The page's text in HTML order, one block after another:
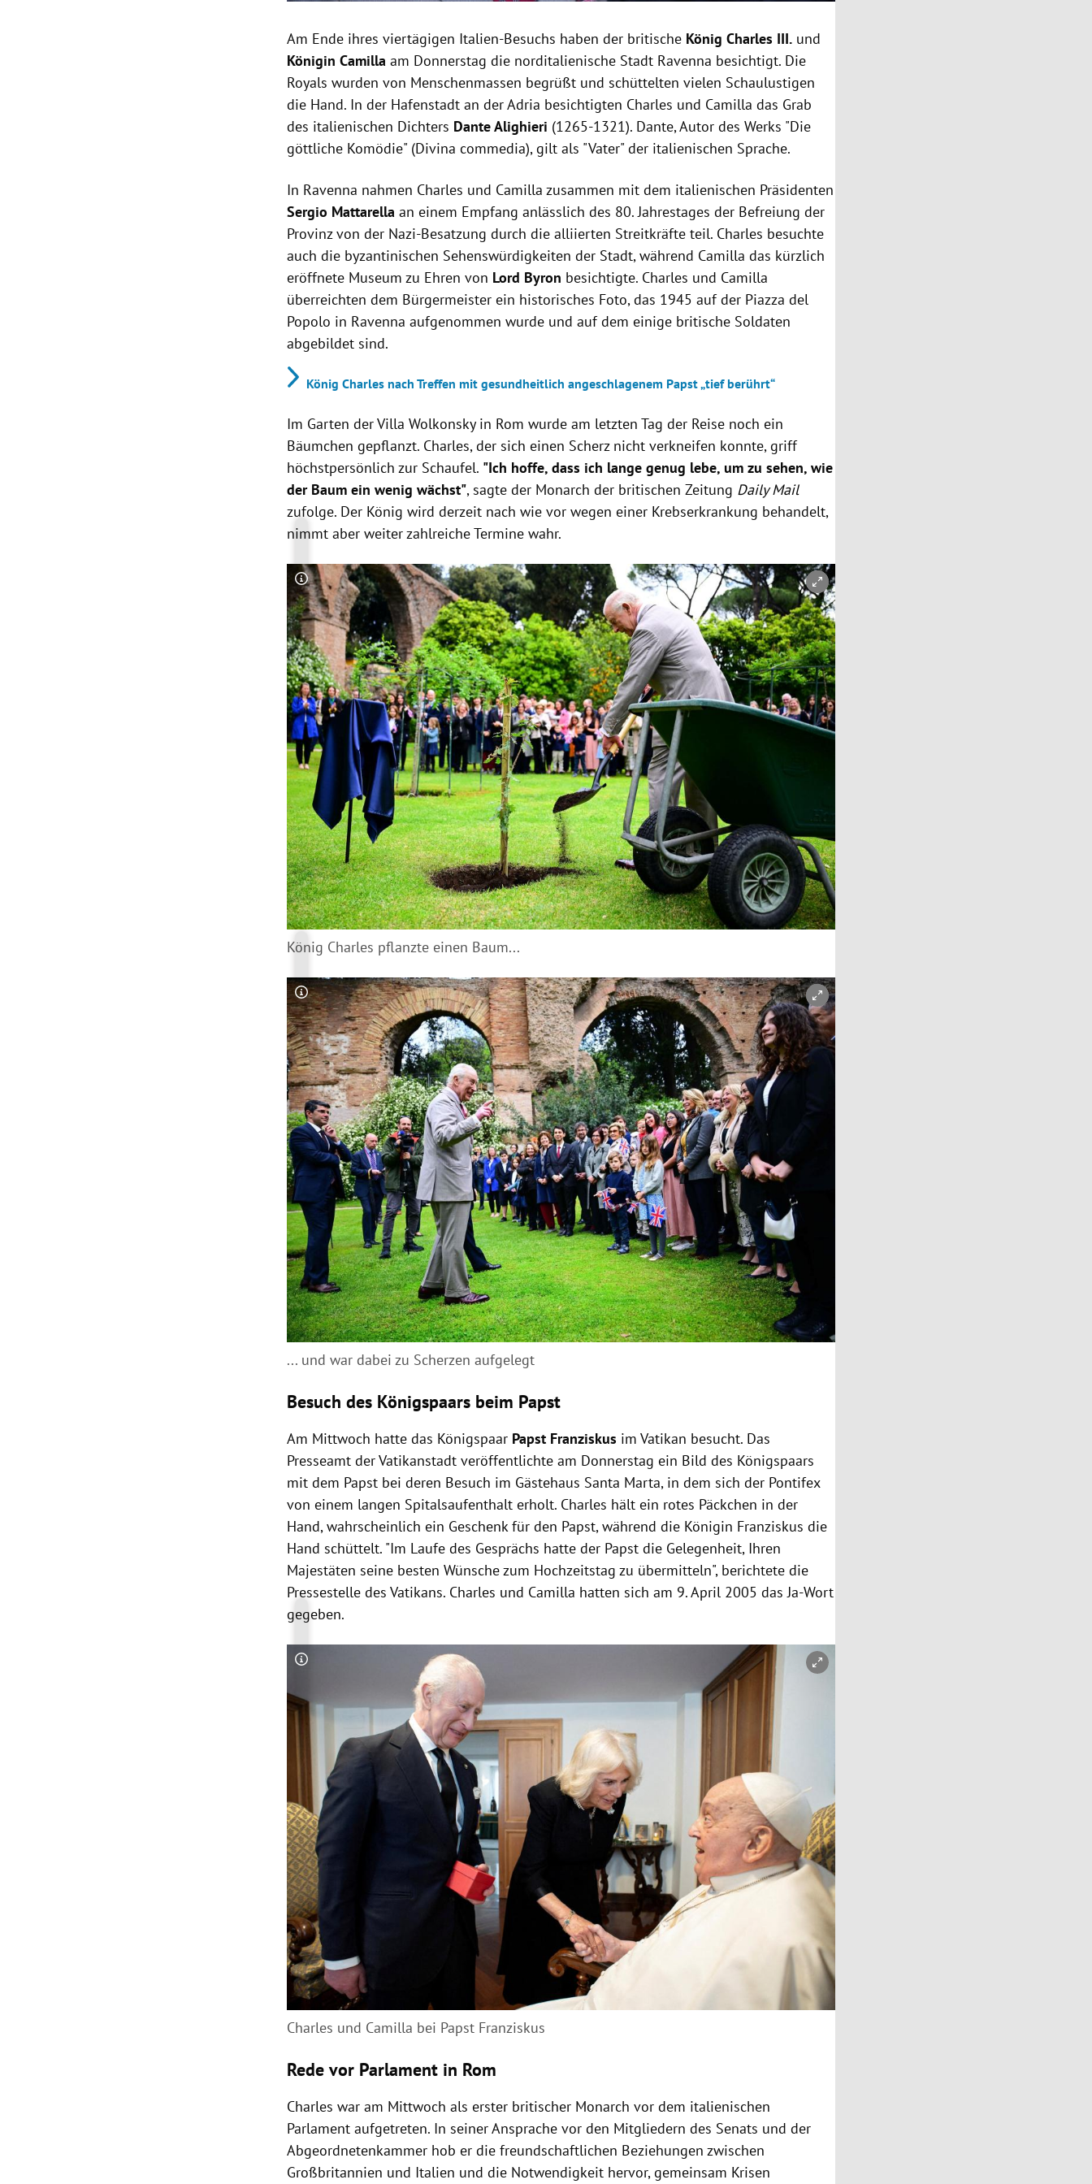
Am Ende ihres viertägigen Italien-Besuchs haben der britische König Charles III. und
Königin Camillaam Donnerstag die norditalienische Stadt Ravenna besichtigt. Die
Royals wurden von Menschenmassen begrüßt und schüttelten vielen Schaulustigen
die Hand. In der Hafenstadt an der Adria besichtigten Charles und Camilla das Grab
des italienischen Dichters Dante Alighieri (1265-1321). Dante, Autor des Werks "Die
göttliche Komödie" (Divina commedia), gilt als "Vater" der italienischen Sprache.
In Ravenna nahmen Charles und Camilla zusammen mit dem italienischen Präsidenten
Sergio Mattarella an einem Empfang anlässlich des 80. Jahrestages der Befreiung der
Provinz von der Nazi-Besatzung durch die alliierten Streitkräfte teil. Charles besuchte
auch die byzantinischen Sehenswürdigkeiten der Stadt, während Camilla das kürzlich
eröffnete Museum zu Ehren von Lord Byron besichtigte. Charles und Camilla
überreichten dem Bürgermeister ein historisches Foto, das 1945 auf der Piazza del
Popolo in Ravenna aufgenommen wurde und auf dem einige britische Soldaten
abgebildet sind.
König Charles nach Treffen mit gesundheitlich angeschlagenem Papst „tief berührt“
Im Garten der Villa Wolkonsky in Rom wurde am letzten Tag der Reise noch ein
Bäumchen gepflanzt. Charles, der sich einen Scherz nicht verkneifen konnte, griff
höchstpersönlich zur Schaufel. "Ich hoffe, dass ich lange genug lebe, um zu sehen, wie
der Baum ein wenig wächst", sagte der Monarch der britischen Zeitung Daily Mail
zufolge. Der König wird derzeit nach wie vor wegen einer Krebserkrankung behandelt,
nimmt aber weiter zahlreiche Termine wahr.
Copyright-Hinweis öffnen/schließen
König Charles pflanzte einen Baum...
Copyright-Hinweis öffnen/schließen
... und war dabei zu Scherzen aufgelegt
Besuch des Königspaars beim Papst
Am Mittwoch hatte das Königspaar Papst Franziskus im Vatikan besucht. Das
Presseamt der Vatikanstadt veröffentlichte am Donnerstag ein Bild des Königspaars
mit dem Papst bei deren Besuch im Gästehaus Santa Marta, in dem sich der Pontifex
von einem langen Spitalsaufenthalt erholt. Charles hält ein rotes Päckchen in der
Hand, wahrscheinlich ein Geschenk für den Papst, während die Königin Franziskus die
Hand schüttelt. "Im Laufe des Gesprächs hatte der Papst die Gelegenheit, Ihren
Majestäten seine besten Wünsche zum Hochzeitstag zu übermitteln", berichtete die
Pressestelle des Vatikans. Charles und Camilla hatten sich am 9. April 2005 das Ja-Wort
gegeben.
Copyright-Hinweis öffnen/schließen
Charles und Camilla bei Papst Franziskus
Rede vor Parlament in Rom
Charles war am Mittwoch als erster britischer Monarch vor dem italienischen
Parlament aufgetreten. In seiner Ansprache vor den Mitgliedern des Senats und der
Abgeordnetenkammer hob er die freundschaftlichen Beziehungen zwischen
Großbritannien und Italien und die Notwendigkeit hervor, gemeinsam Krisen